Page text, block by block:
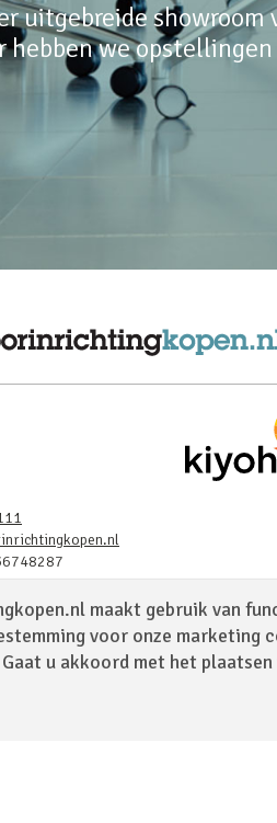
maakt gebruik van
voor onze marketing
u akkoord met het plaatsen
uitgebreide
hebben we